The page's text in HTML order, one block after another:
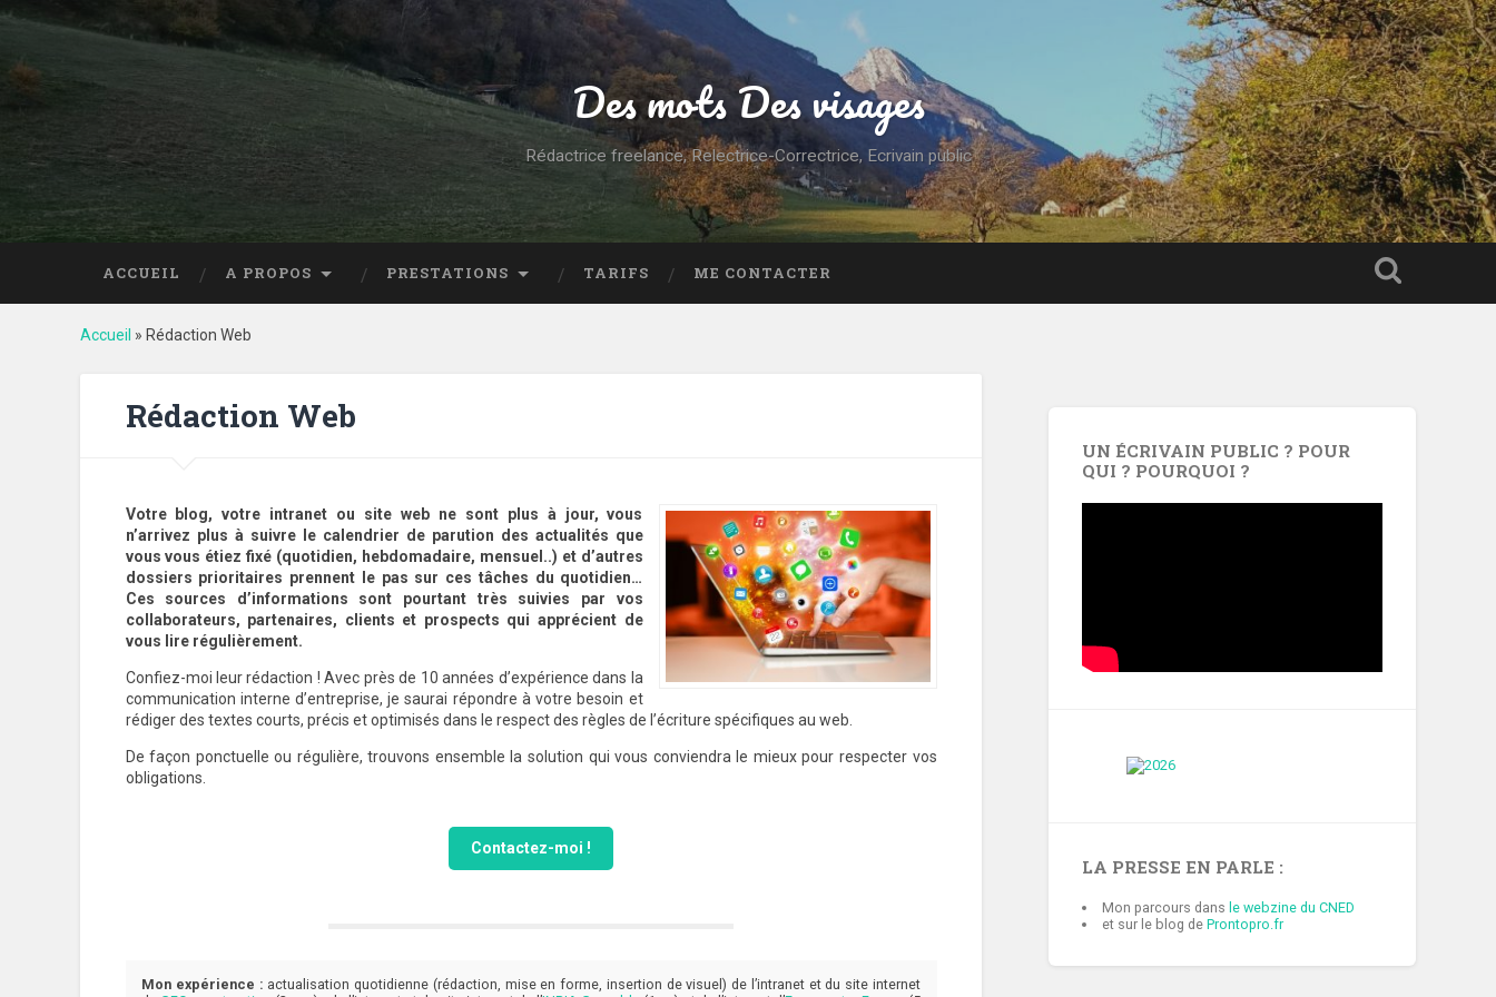
Des mots Des visages
Rédactrice freelance, Relectrice-Correctrice, Ecrivain public
ACCUEIL A PROPOS PRESTATIONS TARIFS ME CONTACTER
Accueil » Rédaction Web
Rédaction Web
Votre blog, votre intranet ou site web ne sont plus à jour, vous
n’arrivez plus à suivre le calendrier de parution des actualités que
vous vous étiez fixé (quotidien, hebdomadaire, mensuel..) et d’autres
dossiers prioritaires prennent le pas sur ces tâches du quotidien…
Ces sources d’informations sont pourtant très suivies par vos
collaborateurs, partenaires, clients et prospects qui apprécient de
vous lire régulièrement.
Confiez-moi leur rédaction ! Avec près de 10 années d’expérience dans la
communication interne d’entreprise, je saurai répondre à votre besoin et
rédiger des textes courts, précis et optimisés dans le respect des règles de l’écriture spécifiques au web.
De façon ponctuelle ou régulière, trouvons ensemble la solution qui vous conviendra le mieux pour respecter vos
obligations.
Contactez-moi !
Mon expérience : actualisation quotidienne (rédaction, mise en forme, insertion de visuel) de l’intranet et du site internet
UN ÉCRIVAIN PUBLIC ? POUR
QUI ? POURQUOI ?
LA PRESSE EN PARLE :
Mon parcours dans le webzine du CNED
et sur le blog de Prontopro.fr